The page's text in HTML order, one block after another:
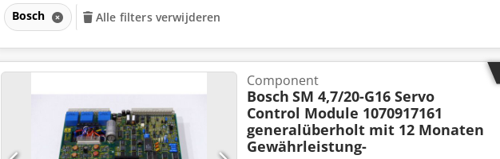
Bosch Alle filters verwijderen
Component
Bosch SM 4,7/20-G16 Servo
Control Module 1070917161
generalüberholt mit 12 Monaten
Gewährleistung-